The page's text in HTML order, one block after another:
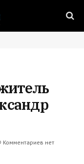
Комментариев нет